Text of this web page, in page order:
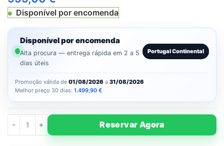
Disponível por encomenda
Disponível por encomenda
Alta procura — entrega rápida em 2 a 5
dias úteis
Portugal Continental
Promoção válida de 01/08/2026 a 31/08/2026
Melhor preço 30 dias: 1.499,90 €
Reservar Agora